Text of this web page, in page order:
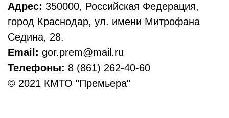
Адрес: 350000, Российская Федерация,
город Краснодар, ул. имени Митрофана
Седина, 28.
Email: gor.prem@mail.ru
Телефоны: 8 (861) 262-40-60
© 2021 КМТО "Премьера"